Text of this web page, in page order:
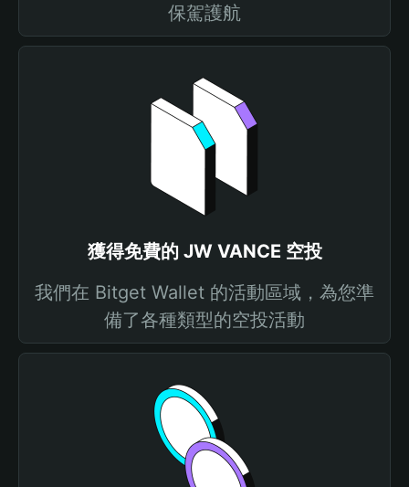
保駕護航
獲得免費的 JW VANCE 空投
我們在 Bitget Wallet 的活動區域，為您準
備了各種類型的空投活動